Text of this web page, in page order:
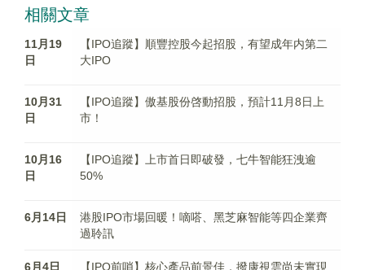
相關文章
11月19
日
【IPO追蹤】順豐控股今起招股，有望成年内第二
大IPO
10月31
日
【IPO追蹤】傲基股份啓動招股，預計11月8日上
市！
10月16
日
【IPO追蹤】上市首日即破發，七牛智能狂洩逾
50%
6月14日
港股IPO市場回暖！嘀嗒、黑芝麻智能等四企業齊
過聆訊
6月4日
【IPO前哨】核心產品前景佳，撥康視雲尚未實現